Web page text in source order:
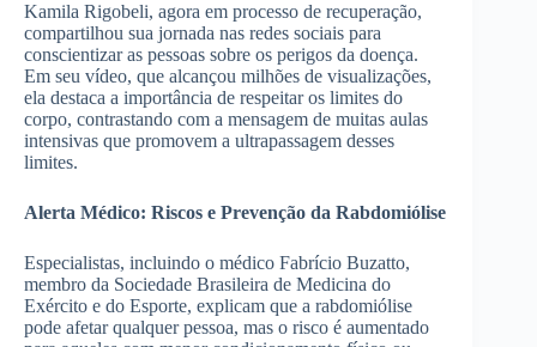
Kamila Rigobeli, agora em processo de recuperação,
compartilhou sua jornada nas redes sociais para
conscientizar as pessoas sobre os perigos da doença.
Em seu vídeo, que alcançou milhões de visualizações,
ela destaca a importância de respeitar os limites do
corpo, contrastando com a mensagem de muitas aulas
intensivas que promovem a ultrapassagem desses
limites.
Alerta Médico: Riscos e Prevenção da Rabdomiólise
Especialistas, incluindo o médico Fabrício Buzatto,
membro da Sociedade Brasileira de Medicina do
Exército e do Esporte, explicam que a rabdomiólise
pode afetar qualquer pessoa, mas o risco é aumentado